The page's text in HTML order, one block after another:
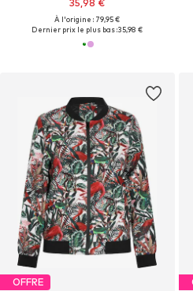
35,98 €
À l'origine : 79,95 €
Dernier prix le plus bas :35,98 €
OFFRE